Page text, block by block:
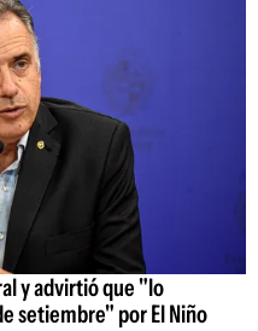
y advirtió que "lo
setiembre" por El Niño